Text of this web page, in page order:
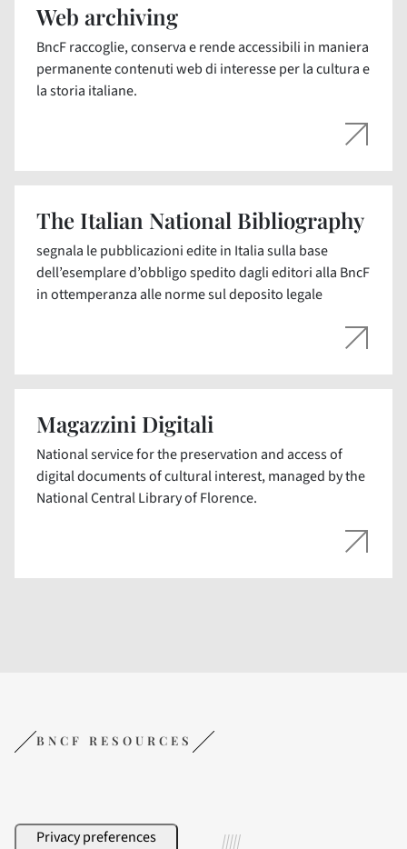
Web archiving
BncF raccoglie, conserva e rende accessibili in maniera
permanente contenuti web di interesse per la cultura e
la storia italiane.
The Italian National Bibliography
segnala le pubblicazioni edite in Italia sulla base
dell’esemplare d’obbligo spedito dagli editori alla BncF
in ottemperanza alle norme sul deposito legale
Magazzini Digitali
National service for the preservation and access of
digital documents of cultural interest, managed by the
National Central Library of Florence.
BNCF RESOURCES